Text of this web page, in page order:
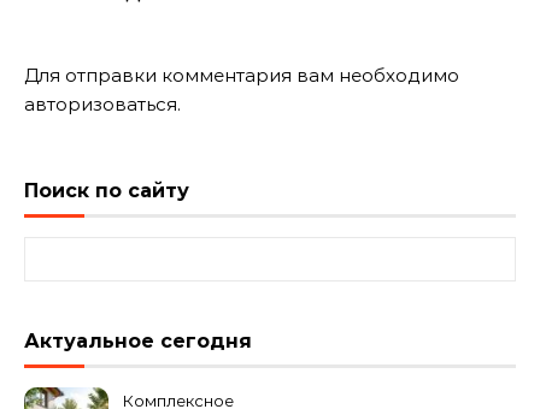
Для отправки комментария вам необходимо
авторизоваться.
Поиск по сайту
Актуальное сегодня
Комплексное